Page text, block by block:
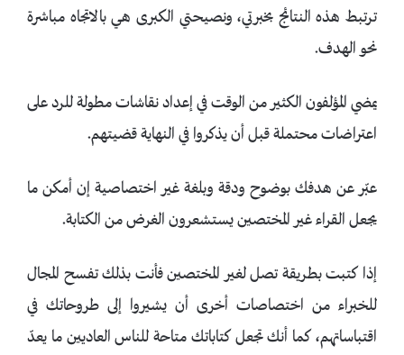
ترتبط هذه النتائج بخبرتي، ونصيحتي الكبرى هي بالاتجاه مباشرة
نحو الهدف.
يمضي المؤلفون الكثير من الوقت في إعداد نقاشات مطولة للرد على
اعتراضات محتملة قبل أن يذكروا في النهاية قضيتهم.
عبّر عن هدفك بوضوح ودقة وبلغة غير اختصاصية إن أمكن ما
يجعل القراء غير المختصين يستشعرون الغرض من الكتابة.
إذا كتبت بطريقة تصل لغير المختصين فأنت بذلك تفسح المجال
للخبراء من اختصاصات أخرى أن يشيروا إلى طروحاتك في
اقتباساتهم، كما أنك تجعل كتاباتك متاحة للناس العاديين ما يعدّ